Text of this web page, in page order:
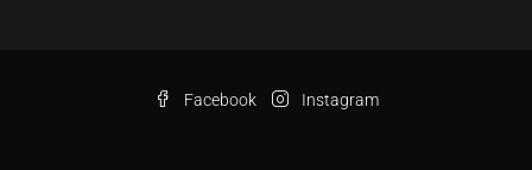
Facebook Instagram